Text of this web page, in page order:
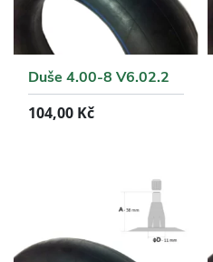
Duše 4.00-8 V6.02.2
104,00 Kč